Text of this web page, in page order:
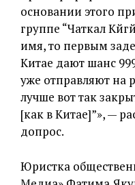
основании этого
группе “Чаткал
имя, то первым
Китае дают шанс
уже отправляют на
лучше вот так
[как в Китае]”», —
допрос.
Юристка